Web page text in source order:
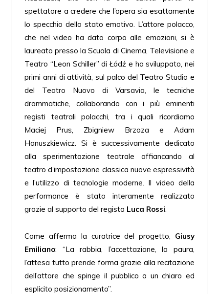
spettatore a credere che l’opera sia esattamente
lo specchio dello stato emotivo. L’attore polacco,
che nel video ha dato corpo alle emozioni, si è
laureato presso la Scuola di Cinema, Televisione e
Teatro “Leon Schiller” di Łódź e ha sviluppato, nei
primi anni di attività, sul palco del Teatro Studio e
del Teatro Nuovo di Varsavia, le tecniche
drammatiche, collaborando con i più eminenti
registi teatrali polacchi, tra i quali ricordiamo
Maciej Prus, Zbigniew Brzoza e Adam
Hanuszkiewicz. Si è successivamente dedicato
alla sperimentazione teatrale affiancando al
teatro d’impostazione classica nuove espressività
e l’utilizzo di tecnologie moderne. Il video della
performance è stato interamente realizzato
grazie al supporto del regista Luca Rossi.
Come afferma la curatrice del progetto, Giusy
Emiliano: “La rabbia, l’accettazione, la paura,
l’attesa tutto prende forma grazie alla recitazione
dell’attore che spinge il pubblico a un chiaro ed
esplicito posizionamento”.